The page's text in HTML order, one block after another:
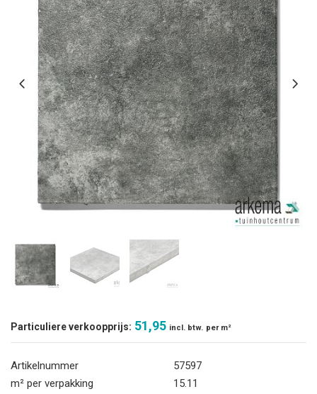
Particuliere verkoopprijs: 51,95 incl. btw. per m²
Artikelnummer
57597
m² per verpakking
15.11